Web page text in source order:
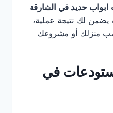
ابواب حديد في الشارقة
يضمن لك نتيجة عملية،
منزلك أو مشروعك
في